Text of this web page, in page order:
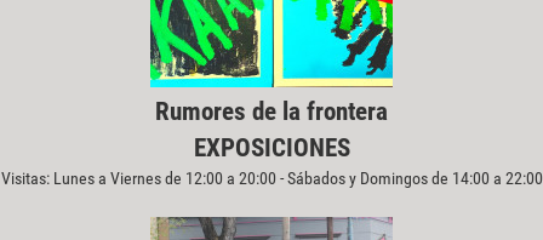
Rumores de la frontera
EXPOSICIONES
Visitas: Lunes a Viernes de 12:00 a 20:00 - Sábados y Domingos de 14:00 a 22:00